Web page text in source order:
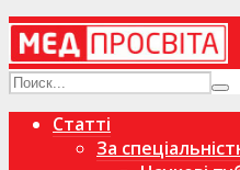
Статті
За